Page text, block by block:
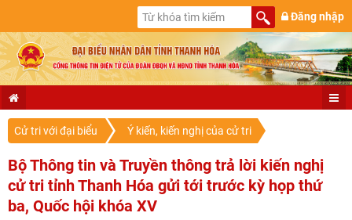
Đăng nhập
Cử tri với đại biểu Ý kiến, kiến nghị của cử tri
Bộ Thông tin và Truyền thông trả lời kiến nghị
cử tri tỉnh Thanh Hóa gửi tới trước kỳ họp thứ
ba, Quốc hội khóa XV